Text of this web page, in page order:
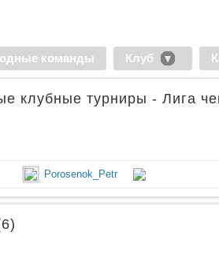
команды Клуб
клубные турниры - Лига
Porosenok_Petr